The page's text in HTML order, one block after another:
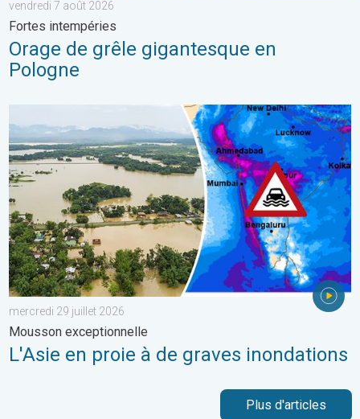
vendredi 7 août 2026
Fortes intempéries
Orage de grêle gigantesque en
Pologne
L'Asie en proie à de graves inondations. Mousson
mercredi 29 juillet 2026
Mousson exceptionnelle
L'Asie en proie à de graves inondations
Plus d'articles